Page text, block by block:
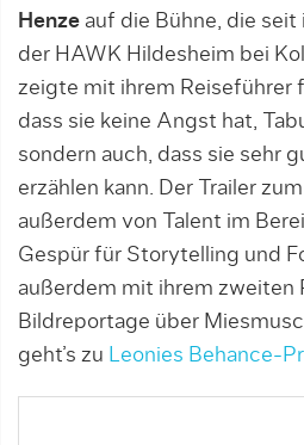
Henze auf die Bühne, die
der HAWK Hildesheim bei
zeigte mit ihrem Reiseführer
dass sie keine Angst hat,
sondern auch, dass sie sehr
erzählen kann. Der Trailer
außerdem von Talent im
Gespür für Storytelling und
außerdem mit ihrem zweiten
Bildreportage über
geht’s zu Leonies Behance-